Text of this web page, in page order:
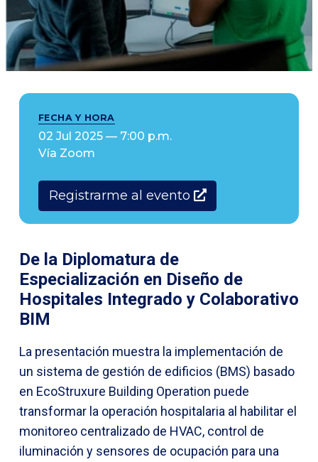
FECHA Y HORA
02 Jul 2025 — 7:00 p.m.
Vía Zoom
Registrarme al evento
De la Diplomatura de
Especialización en Diseño de
Hospitales Integrado y Colaborativo
BIM
La presentación muestra la implementación de
un sistema de gestión de edificios (BMS) basado
en EcoStruxure Building Operation puede
transformar la operación hospitalaria al habilitar el
monitoreo centralizado de HVAC, control de
iluminación y sensores de ocupación para una